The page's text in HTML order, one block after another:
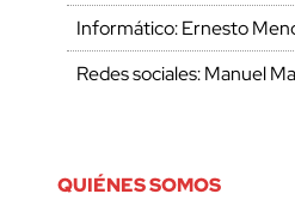
Informático: Ernesto
Redes sociales: Manuel
QUIÉNES SOMOS